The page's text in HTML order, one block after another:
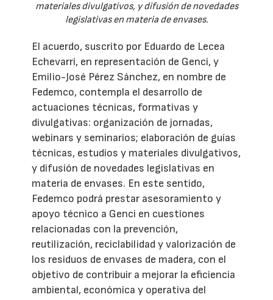
materiales divulgativos, y difusión de novedades
legislativas en materia de envases.
El acuerdo, suscrito por Eduardo de Lecea
Echevarri, en representación de Genci, y
Emilio-José Pérez Sánchez, en nombre de
Fedemco, contempla el desarrollo de
actuaciones técnicas, formativas y
divulgativas: organización de jornadas,
webinars y seminarios; elaboración de guías
técnicas, estudios y materiales divulgativos,
y difusión de novedades legislativas en
materia de envases. En este sentido,
Fedemco podrá prestar asesoramiento y
apoyo técnico a Genci en cuestiones
relacionadas con la prevención,
reutilización, reciclabilidad y valorización de
los residuos de envases de madera, con el
objetivo de contribuir a mejorar la eficiencia
ambiental, económica y operativa del